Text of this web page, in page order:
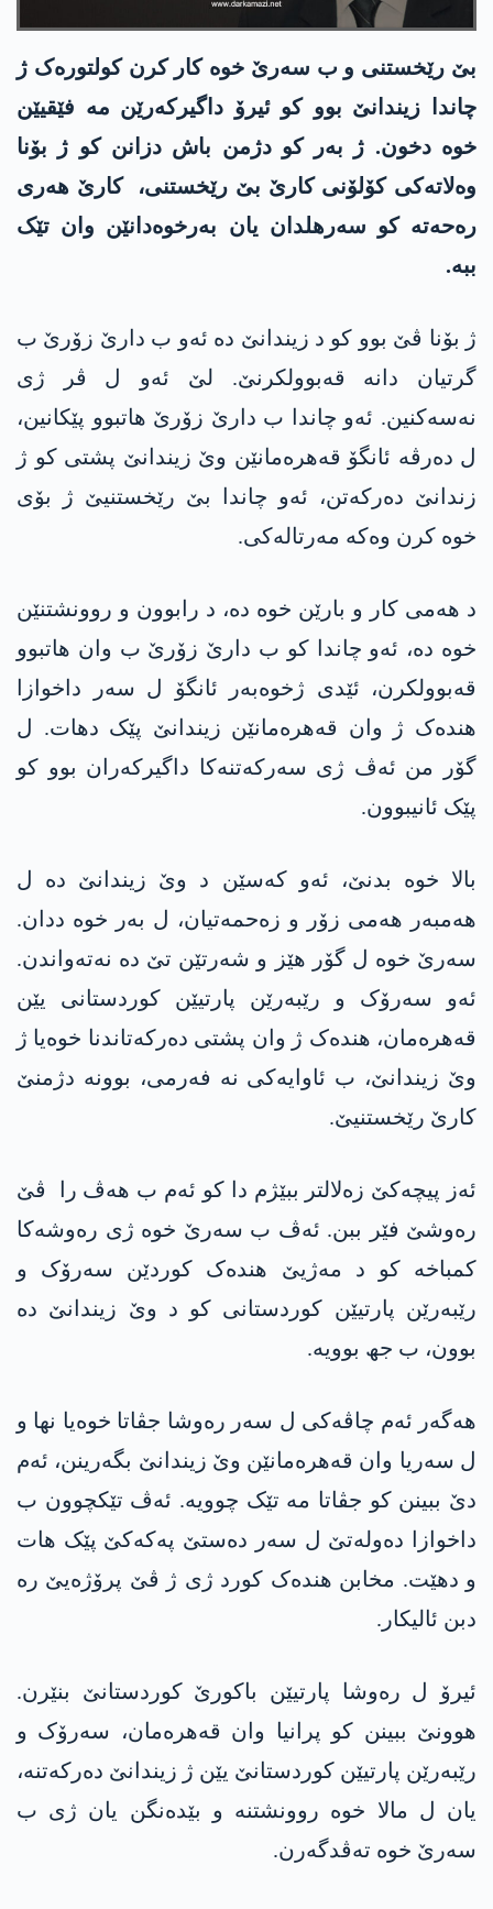
بێ رێخستنی و ب سەرێ خوە کار کرن کولتورەک ژ
چاندا زیندانێ بوو کو ئیرۆ داگیرکەرێن مە فێقیێن
خوە دخون. ژ بەر کو دژمن باش دزانن کو ژ بۆنا
وەلاتەکی کۆلۆنی کارێ بێ رێخستنی، کارێ ھەری
رەحەتە کو سەرھلدان یان بەرخوەدانێن وان تێک
ببە.
ژ بۆنا ڤێ بوو کو د زیندانێ دە ئەو ب دارێ زۆرێ ب
گرتیان دانە قەبوولکرنێ. لێ ئەو ل ڤر ژی
نەسەکنین. ئەو چاندا ب دارێ زۆرێ ھاتبوو پێکانین،
ل دەرڤە ئانگۆ قەھرەمانێن وێ زیندانێ پشتی کو ژ
زندانێ دەرکەتن، ئەو چاندا بێ رێخستنیێ ژ بۆی
خوە کرن وەکە مەرتالەکی.
د ھەمی کار و بارێن خوە دە، د رابوون و روونشتنێن
خوە دە، ئەو چاندا کو ب دارێ زۆرێ ب وان ھاتبوو
قەبوولکرن، ئێدی ژخوەبەر ئانگۆ ل سەر داخوازا
ھندەک ژ وان قەھرەمانێن زیندانێ پێک دھات. ل
گۆر من ئەڤ ژی سەرکەتنەکا داگیرکەران بوو کو
پێک ئانیبوون.
بالا خوە بدنێ، ئەو کەسێن د وێ زیندانێ دە ل
ھەمبەر ھەمی زۆر و زەحمەتیان، ل بەر خوە ددان.
سەرێ خوە ل گۆر ھێز و شەرتێن تێ دە نەتەواندن.
ئەو سەرۆک و رێبەرێن پارتیێن کوردستانی یێن
قەھرەمان، ھندەک ژ وان پشتی دەرکەتاندنا خوەیا ژ
وێ زیندانێ، ب ئاوایەکی نە فەرمی، بوونە دژمنێ
کارێ رێخستنیێ.
ئەز پیچەکێ زەلالتر ببێژم دا کو ئەم ب ھەڤ را ڤێ
رەوشێ فێر ببن. ئەڤ ب سەرێ خوە ژی رەوشەکا
کمباخە کو د مەژیێ ھندەک کوردێن سەرۆک و
رێبەرێن پارتیێن کوردستانی کو د وێ زیندانێ دە
بوون، ب جھ بوویە.
ھەگەر ئەم چاڤەکی ل سەر رەوشا جڤاتا خوەیا نھا و
ل سەریا وان قەهرەمانێن وێ زیندانێ بگەرینن، ئەم
دێ ببینن کو جڤاتا مە تێک چوویە. ئەڤ تێکچوون ب
داخوازا دەولەتێ ل سەر دەستێ پەکەکێ پێک ھات
و دهێت. مخابن ھندەک کورد ژی ژ ڤێ پرۆژەیێ رە
دبن ئالیکار.
ئیرۆ ل رەوشا پارتیێن باکورێ کوردستانێ بنێرن.
ھوونێ ببینن کو پرانیا وان قەھرەمان، سەرۆک و
رێبەرێن پارتیێن کوردستانێ یێن ژ زیندانێ دەرکەتنە،
یان ل مالا خوە روونشتنە و بێدەنگن یان ژی ب
سەرێ خوە تەڤدگەرن.